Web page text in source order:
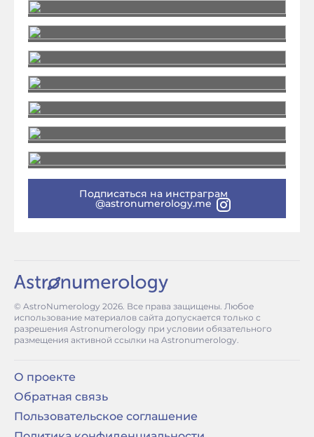
Подписаться на инстраграм
@astronumerology.me
© AstroNumerology 2026 . Все права защищены. Любое
использование материалов сайта допускается только с
разрешения Astronumerology при условии обязательного
размещения активной ссылки на Astronumerology.
О проекте
Обратная связь
Пользовательское соглашение